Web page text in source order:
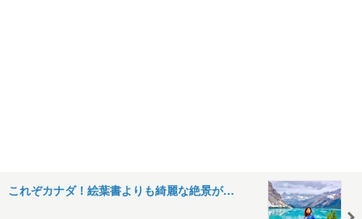
これぞカナダ！絵葉書よりも綺麗な絶景が…